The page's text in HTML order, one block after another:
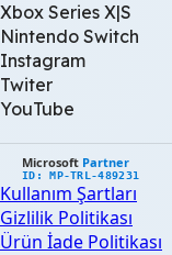
Xbox Series X|S
Nintendo Switch
Instagram
Twiter
YouTube
Microsoft Partner
ID: MP-TRL-489231
Kullanım Şartları
Gizlilik Politikası
Ürün İade Politikası